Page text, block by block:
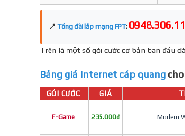
📍 Tổng đài lắp mạng FPT:
Trên là một số gói cước cơ bản ban đầu
Bảng giá Internet cáp quang
GÓI CƯỚC GIÁ
F-Game 235.000đ - Modem